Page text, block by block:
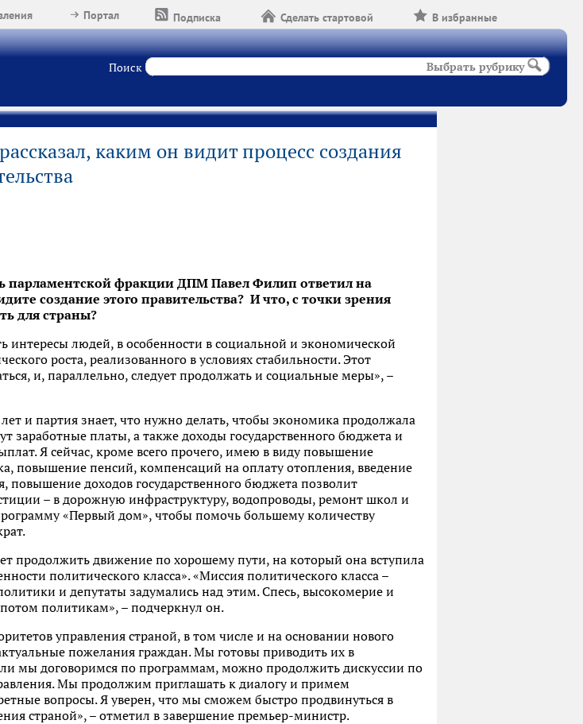
В избранные
Сделать стартовой
Подписка
Портал
Поиск Выбрать рубрику
каким он видит процесс создания
парламентской фракции ДПМ Павел Филип ответил на
создание этого правительства? И что, с точки зрения
для страны?
интересы людей, в особенности в социальной и экономической
роста, реализованного в условиях стабильности. Этот
и, параллельно, следует продолжать и социальные меры», –
и партия знает, что нужно делать, чтобы экономика продолжала
заработные платы, а также доходы государственного бюджета и
Я сейчас, кроме всего прочего, имею в виду повышение
повышение пенсий, компенсаций на оплату отопления, введение
повышение доходов государственного бюджета позволит
– в дорожную инфраструктуру, водопроводы, ремонт школ и
«Первый дом», чтобы помочь большему количеству
продолжить движение по хорошему пути, на который она вступила
политического класса». «Миссия политического класса –
и депутаты задумались над этим. Спесь, высокомерие и
политикам», – подчеркнул он.
управления страной, в том числе и на основании нового
пожелания граждан. Мы готовы приводить их в
мы договоримся по программам, можно продолжить дискуссии по
Мы продолжим приглашать к диалогу и примем
вопросы. Я уверен, что мы сможем быстро продвинуться в
страной», – отметил в завершение премьер-министр.